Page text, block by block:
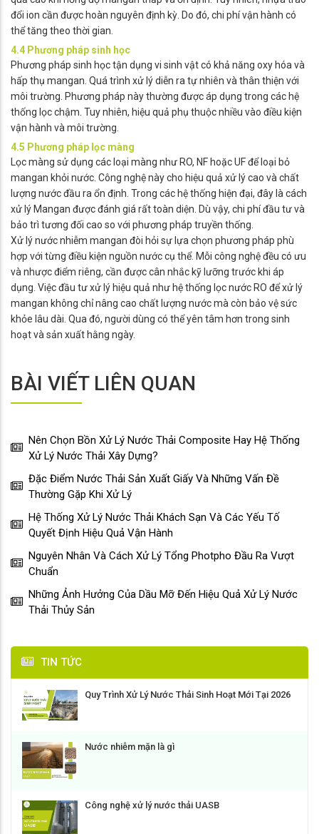
đổi ion cần được hoàn nguyên định kỳ. Do đó, chi phí vận hành có
thể tăng theo thời gian.
4.4 Phương pháp sinh học
Phương pháp sinh học tận dụng vi sinh vật có khả năng oxy hóa và
hấp thụ mangan. Quá trình xử lý diễn ra tự nhiên và thân thiện với
môi trường. Phương pháp này thường được áp dụng trong các hệ
thống lọc chậm. Tuy nhiên, hiệu quả phụ thuộc nhiều vào điều kiện
vận hành và môi trường.
4.5 Phương pháp lọc màng
Lọc màng sử dụng các loại màng như RO, NF hoặc UF để loại bỏ
mangan khỏi nước. Công nghệ này cho hiệu quả xử lý cao và chất
lượng nước đầu ra ổn định. Trong các hệ thống hiện đại, đây là cách
xử lý Mangan được đánh giá rất toàn diện. Dù vậy, chi phí đầu tư và
bảo trì tương đối cao so với phương pháp truyền thống.
Xử lý nước nhiễm mangan đòi hỏi sự lựa chọn phương pháp phù
hợp với từng điều kiện nguồn nước cụ thể. Mỗi công nghệ đều có ưu
và nhược điểm riêng, cần được cân nhắc kỹ lưỡng trước khi áp
dụng. Việc đầu tư xử lý hiệu quả như hệ thống lọc nước RO để xử lý
mangan không chỉ nâng cao chất lượng nước mà còn bảo vệ sức
khỏe lâu dài. Qua đó, người dùng có thể yên tâm hơn trong sinh
hoạt và sản xuất hằng ngày.
BÀI VIẾT LIÊN QUAN
Nên Chọn Bồn Xử Lý Nước Thải Composite Hay Hệ Thống
Xử Lý Nước Thải Xây Dựng?
Đặc Điểm Nước Thải Sản Xuất Giấy Và Những Vấn Đề
Thường Gặp Khi Xử Lý
Hệ Thống Xử Lý Nước Thải Khách Sạn Và Các Yếu Tố
Quyết Định Hiệu Quả Vận Hành
Nguyên Nhân Và Cách Xử Lý Tổng Photpho Đầu Ra Vượt
Chuẩn
Những Ảnh Hưởng Của Dầu Mỡ Đến Hiệu Quả Xử Lý Nước
Thải Thủy Sản
TIN TỨC
Quy Trình Xử Lý Nước Thải Sinh Hoạt Mới Tại 2026
Nước nhiễm mặn là gì
Công nghệ xử lý nước thải UASB